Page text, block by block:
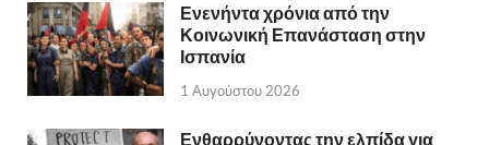
Ενενήντα χρόνια από την
Κοινωνική Επανάσταση στην
Ισπανία
1 Αυγούστου 2026
Ενθαρρύνοντας την ελπίδα για